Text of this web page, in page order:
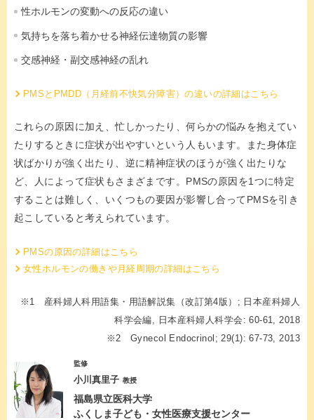
性ホルモンの変動への反応の違い
気持ちを落ち着かせる神経伝達物質の影響
交感神経・副交感神経の乱れ
PMSとPMDD（月経前不快気分障害）の違いの詳細はこちら
これらの原因に加え、忙しかったり、何らかの悩みを抱えてい
たりするときに症状が出やすいという人もいます。また身体症
状ばかりが強く出たり、逆に精神症状のほうが強く出たりな
ど、人によって症状もさまざまです。PMSの原因を1つに特定
することは難しく、いくつもの要因が影響し合ってPMSを引き
起こしていると考えられています。
PMSの原因の詳細はこちら
女性ホルモンの働きや月経周期の詳細はこちら
※1 産科婦人科用語集・用語解説集（改訂第4版）; 日本産科婦人
科学会編, 日本産科婦人科学会: 60-61, 2018
※2 Gynecol Endocrinol; 29(1): 67-73, 2013
監修
小川真里子 教授
福島県立医科大学
ふくしま子ども・女性医療支援センター